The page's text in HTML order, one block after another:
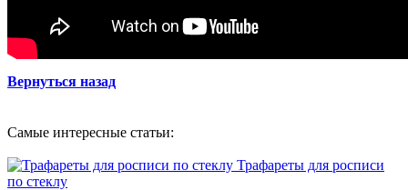
Вернуться назад
Самые интересные статьи:
Трафареты для росписи
по стеклу